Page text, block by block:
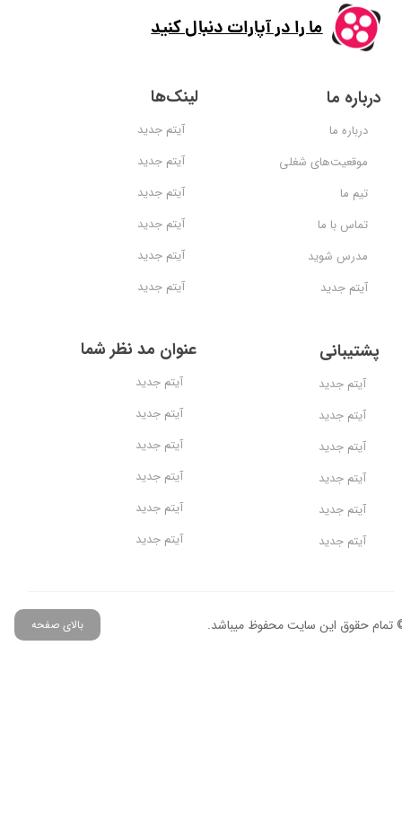
ما را در آپارات دنبال کنید
درباره ما
موقعیت‌های شغلی
تیم ما
تماس با ما
مدرس شوید
آیتم جدید
درباره ما لینک‌ها
آیتم جدید
آیتم جدید
آیتم جدید
آیتم جدید
آیتم جدید
آیتم جدید
عنوان مد نظر شما
آیتم جدید
آیتم جدید
آیتم جدید
آیتم جدید
آیتم جدید
آیتم جدید
پشتیبانی
آیتم جدید
آیتم جدید
آیتم جدید
آیتم جدید
آیتم جدید
آیتم جدید
تمام حقوق این سایت محفوظ میباشد. بالای صفحه